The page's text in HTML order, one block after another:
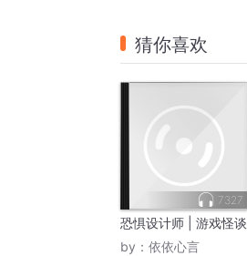
猜你喜欢
7327
恐惧设计师 | 游戏怪谈
by： 依依心言